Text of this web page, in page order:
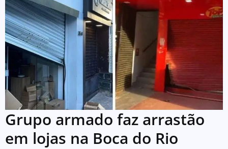
Grupo armado faz arrastão
em lojas na Boca do Rio